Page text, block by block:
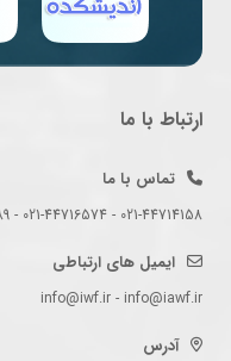
ارتباط با ما
تماس با ما
021-44714158 - 021-44716574 - 021-44714489
ایمیل های ارتباطی
info@iwf.ir - info@iawf.ir
آدرس